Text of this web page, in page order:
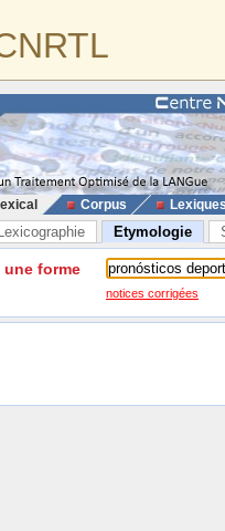
Corpus
Lexicographie Etymologie
une forme
notices corrigées